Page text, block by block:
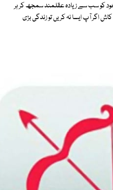
کو سب سے زیادہ عقلمند سمجھ کر ہر
اگر آپ ایسا نہ کریں تو زندگی بڑی